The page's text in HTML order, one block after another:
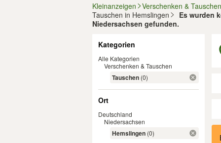
Kleinanzeigen
Verschenken & Tauschen
Tauschen in Hemslingen
Es wurden
Niedersachsen gefunden.
Kategorien
Alle Kategorien
Verschenken & Tauschen
Tauschen (0)
Ort
Deutschland
Niedersachsen
Hemslingen (0)